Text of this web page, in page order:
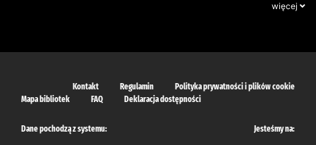
więcej
Kontakt Regulamin
Polityka prywatności i plików cookie
Mapa bibliotek
FAQ Deklaracja dostępności
Dane pochodzą z systemu: Jesteśmy na: